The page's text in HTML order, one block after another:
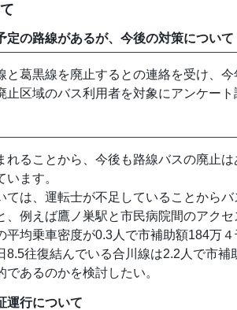
の路線があるが、今後の対策について
葛黒線を廃止するとの連絡を受け、
区域のバス利用者を対象にアンケート
れることから、今後も路線バスの廃止
ます。
は、運転士が不足していることからバ
例えば鷹ノ巣駅と市民病院間のアク
均乗車密度が0.3人で市補助額184万
往復結んでいる合川線は2.2人で市
あるのかを検討したい。
運行について